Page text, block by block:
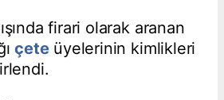
firari olarak aranan
çeteüyelerinin kimlikleri